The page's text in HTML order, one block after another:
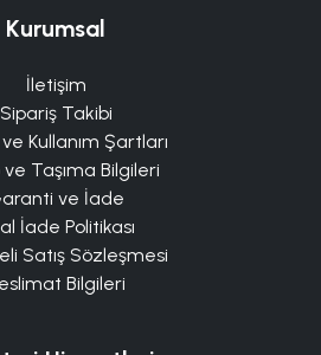
Kurumsal
İletişim
Sipariş Takibi
Kullanım Şartları
ve Taşıma Bilgileri
ve İade
İade Politikası
Satış Sözleşmesi
Bilgileri